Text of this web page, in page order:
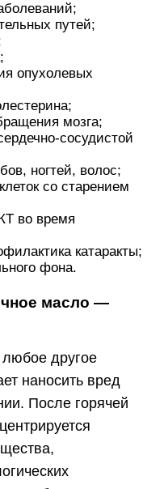
путей;
опухолевых
мозга;
сосудистой
ногтей, волос;
со старением
во время
катаракты;
фона.
масло ―
другое
наносить вред
После горячей